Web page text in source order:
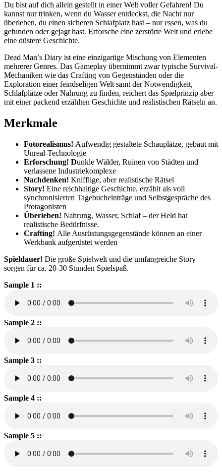
Du bist auf dich allein gestellt in einer Welt voller Gefahren! Du
kannst nur trinken, wenn du Wasser entdeckst, die Nacht nur
überleben, du einen sicheren Schlafplatz hast – nur essen, was du
gefunden oder gejagt hast. Erforsche eine zerstörte Welt und erlebe
eine düstere Geschichte.
Dead Man’s Diary ist eine einzigartige Mischung von Elementen
mehrerer Genres. Das Gameplay übernimmt zwar typische Survival-
Mechaniken wie das Crafting von Gegenständen oder die
Exploration einer feindseligen Welt samt der Notwendigkeit,
Schlafplätze oder Nahrung zu finden, reichert das Spielprinzip aber
mit einer packend erzählten Geschichte und realistischen Rätseln an.
Merkmale
Fotorealismus! Aufwendig gestaltete Schauplätze, gebaut mit
Unreal-Technologie
Erforschung! Dunkle Wälder, Ruinen von Städten und
verlassene Industriekomplexe
Nachdenken! Knifflige, aber realistische Rätsel
Story! Eine reichhaltige Geschichte, erzählt als voll
synchronisierten Tagebucheinträge und Selbstgespräche des
Protagonisten
Überleben! Nahrung, Wasser, Schlaf – der Held hat
realistische Bedürfnisse.
Crafting! Alle Ausrüstungsgegenstände können an einer
Werkbank aufgerüstet werden
Spieldauer! Die große Spielwelt und die umfangreiche Story
sorgen für ca. 20-30 Stunden Spielspaß.
Sample 1 ::
Sample 2 ::
Sample 3 ::
Sample 4 ::
Sample 5 ::